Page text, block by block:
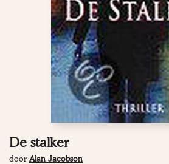
De stalker
door Alan Jacobson